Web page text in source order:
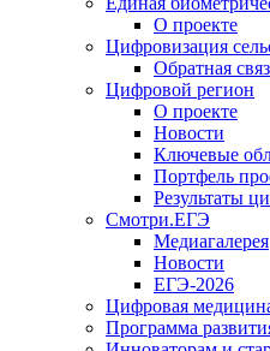
О проекте
Цифровизация
Обратная
Цифровой регион
О проекте
Новости
Ключевые
Портфель
Результаты
Смотри.ЕГЭ
Медиагалерея
Новости
ЕГЭ-2026
Цифровая
Программа